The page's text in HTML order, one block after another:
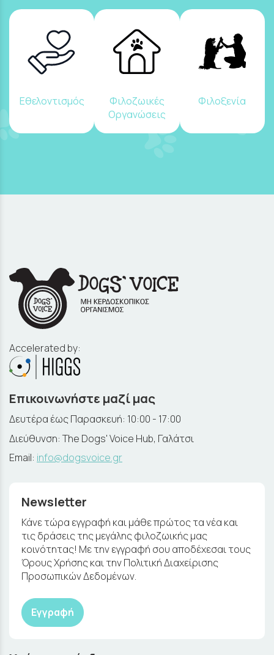
Εθελοντισμός
Φιλοζωικές
Οργανώσεις
Φιλοξενία
Accelerated by:
Επικοινωνήστε μαζί μας
Δευτέρα έως Παρασκευή: 10:00 - 17:00
Διεύθυνση: The Dogs' Voice Hub, Γαλάτσι
Email: info@dogsvoice.gr
Newsletter
Κάνε τώρα εγγραφή και μάθε πρώτος τα νέα και
τις δράσεις της μεγάλης φιλοζωικής μας
κοινότητας! Με την εγγραφή σου αποδέχεσαι τους
Όρους Χρήσης και την Πολιτική Διαχείρισης
Προσωπικών Δεδομένων.
Εγγραφή